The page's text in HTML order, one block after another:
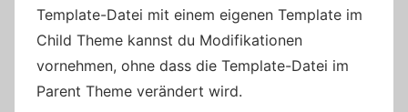
Template-Datei mit einem eigenen Template im
Child Theme kannst du Modifikationen
vornehmen, ohne dass die Template-Datei im
Parent Theme verändert wird.